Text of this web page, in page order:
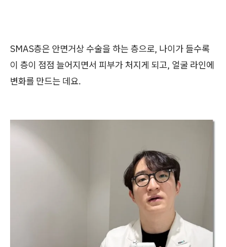
SMAS층은 안면거상 수술을 하는 층으로, 나이가 들수록
이 층이 점점 늘어지면서 피부가 처지게 되고, 얼굴 라인에
변화를 만드는 데요.